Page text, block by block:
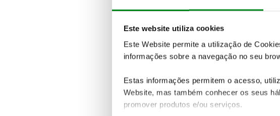
Este website utiliza cookies
Este Website permite a utilização de
informações sobre a navegação no seu
Estas informações permitem o acesso,
Website, mas também conhecer os seus
promover produtos e/ou serviços.